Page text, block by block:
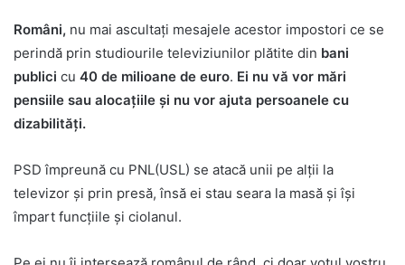
Români, nu mai ascultați mesajele acestor impostori ce se
perindă prin studiourile televiziunilor plătite din bani
publici cu 40 de milioane de euro. Ei nu vă vor mări
pensiile sau alocațiile și nu vor ajuta persoanele cu
dizabilități.
PSD împreună cu PNL(USL) se atacă unii pe alții la
televizor și prin presă, însă ei stau seara la masă și își
împart funcțiile și ciolanul.